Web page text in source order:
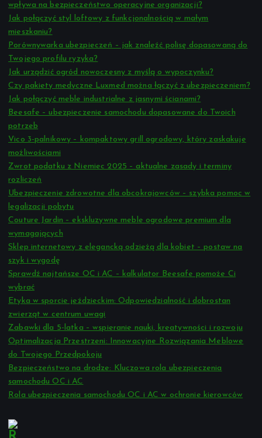
wpływa na bezpieczeństwo operacyjne organizacji?
Jak połączyć styl loftowy z funkcjonalnością w małym
mieszkaniu?
Porównywarka ubezpieczeń – jak znaleźć polisę dopasowaną do
Twojego profilu ryzyka?
Jak urządzić ogród nowoczesny z myślą o wypoczynku?
Czy pakiety medyczne Luxmed można łączyć z ubezpieczeniem?
Jak połączyć meble industrialne z jasnymi ścianami?
Beesafe – ubezpieczenie samochodu dopasowane do Twoich
potrzeb
Vico 3-palnikowy – kompaktowy grill ogrodowy, który zaskakuje
możliwościami
Zwrot podatku z Niemiec 2025 – aktualne zasady i terminy
rozliczeń
Ubezpieczenie zdrowotne dla obcokrajowców – szybka pomoc w
legalizacji pobytu
Couture Jardin – ekskluzywne meble ogrodowe premium dla
wymagających
Sklep internetowy z elegancką odzieżą dla kobiet – postaw na
szyk i wygodę
Sprawdź najtańsze OC i AC – kalkulator Beesafe pomoże Ci
wybrać
Etyka w sporcie jeździeckim: Odpowiedzialność i dobrostan
zwierząt w centrum uwagi
Zabawki dla 5-latka – wspieranie nauki, kreatywności i rozwoju
Optimalizacja Przestrzeni: Innowacyjne Rozwiązania Meblowe
do Twojego Przedpokoju
Bezpieczeństwo na drodze: Kluczowa rola ubezpieczenia
samochodu OC i AC
Rola ubezpieczenia samochodu OC i AC w ochronie kierowców